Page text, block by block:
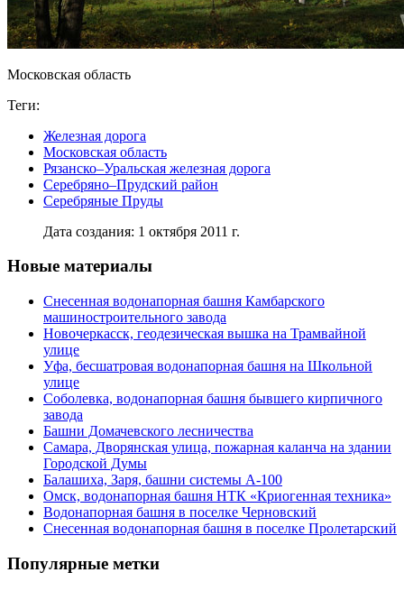
Московская область
Теги:
Железная дорога
Московская область
Рязанско–Уральская железная дорога
Серебряно–Прудский район
Серебряные Пруды
Дата создания: 1 октября 2011 г.
Новые материалы
Снесенная водонапорная башня Камбарского
машиностроительного завода
Новочеркасск, геодезическая вышка на Трамвайной
улице
Уфа, бесшатровая водонапорная башня на Школьной
улице
Соболевка, водонапорная башня бывшего кирпичного
завода
Башни Домачевского лесничества
Самара, Дворянская улица, пожарная каланча на здании
Городской Думы
Балашиха, Заря, башни системы А-100
Омск, водонапорная башня НТК «Криогенная техника»
Водонапорная башня в поселке Черновский
Снесенная водонапорная башня в поселке Пролетарский
Популярные метки